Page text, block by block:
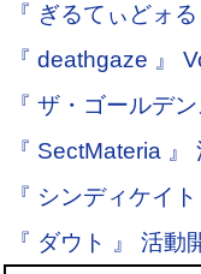
『 ぎるてぃどォ
『 deathgaze 』
『 ザ・ゴールデ
『 SectMateria 』
『 シンディケイ
『 ダウト 』 活動